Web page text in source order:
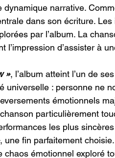
narrative.
dans son écriture.
par l’album. La
l’impression d’assister à
», l’album atteint l’un de
universelle : personne ne
émotionnels
particulièrement
les plus
, une fin parfaitement
chaos émotionnel exploré